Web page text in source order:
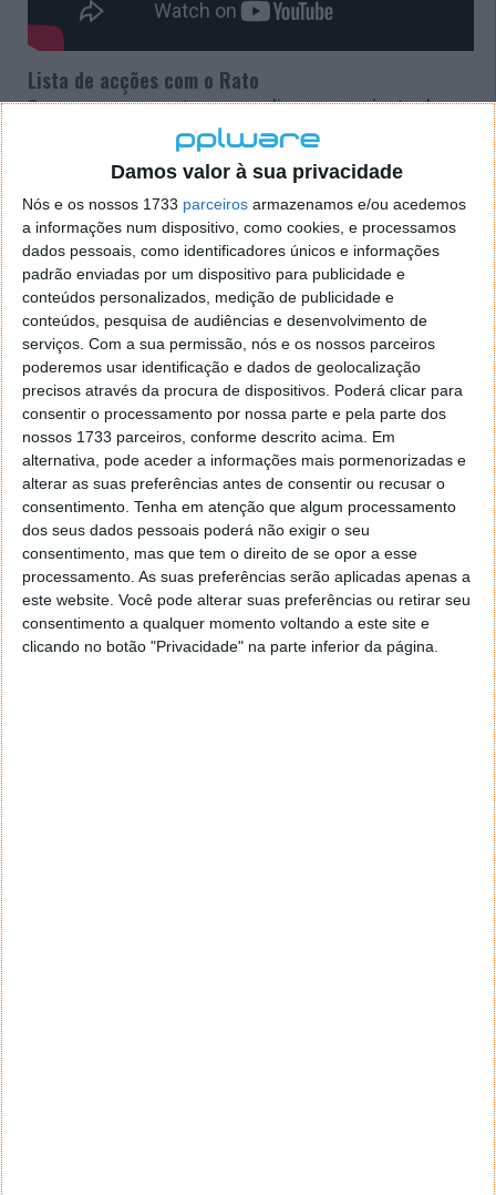
Damos valor à sua privacidade
Nós e os nossos 1733 parceiros armazenamos e/ou acedemos
a informações num dispositivo, como cookies, e processamos
dados pessoais, como identificadores únicos e informações
padrão enviadas por um dispositivo para publicidade e
conteúdos personalizados, medição de publicidade e
conteúdos, pesquisa de audiências e desenvolvimento de
serviços. Com a sua permissão, nós e os nossos parceiros
poderemos usar identificação e dados de geolocalização
precisos através da procura de dispositivos. Poderá clicar para
consentir o processamento por nossa parte e pela parte dos
nossos 1733 parceiros, conforme descrito acima. Em
alternativa, pode aceder a informações mais pormenorizadas e
alterar as suas preferências antes de consentir ou recusar o
consentimento. Tenha em atenção que algum processamento
dos seus dados pessoais poderá não exigir o seu
consentimento, mas que tem o direito de se opor a esse
processamento. As suas preferências serão aplicadas apenas a
este website. Você pode alterar suas preferências ou retirar seu
consentimento a qualquer momento voltando a este site e
clicando no botão "Privacidade" na parte inferior da página.
Lista de acções com o Rato
Se nunca usou o rato para realizar um conjunto de
acções muito comuns, então aqui está um bom
momento para experimentar. Para tal basta carregar
no botão do lado direito do rato e depois “desenhar”
o gesto definido.
Privacidade
Ao nível da Privacidade o Vivaldi é também muito